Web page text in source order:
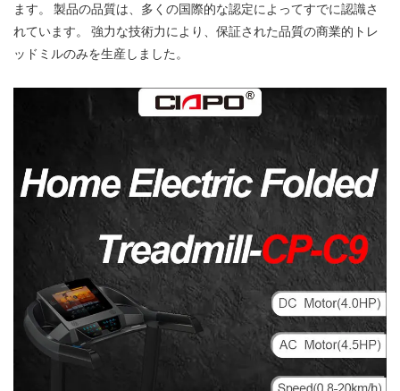
ます。 製品の品質は、多くの国際的な認定によってすでに認識さ
れています。 強力な技術力により、保証された品質の商業的トレ
ッドミルのみを生産しました。